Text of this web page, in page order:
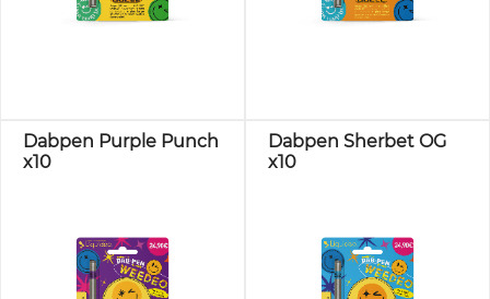
Dabpen Purple Punch
x10
Dabpen Sherbet OG
x10